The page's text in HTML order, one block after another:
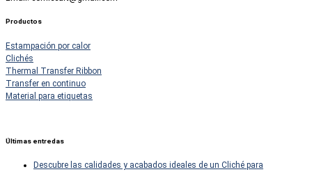
Productos
Estampación por calor
Clichés
Thermal Transfer Ribbon
Transfer en continuo
Material para etiquetas
Últimas entredas
Descubre las calidades y acabados ideales de un Cliché para